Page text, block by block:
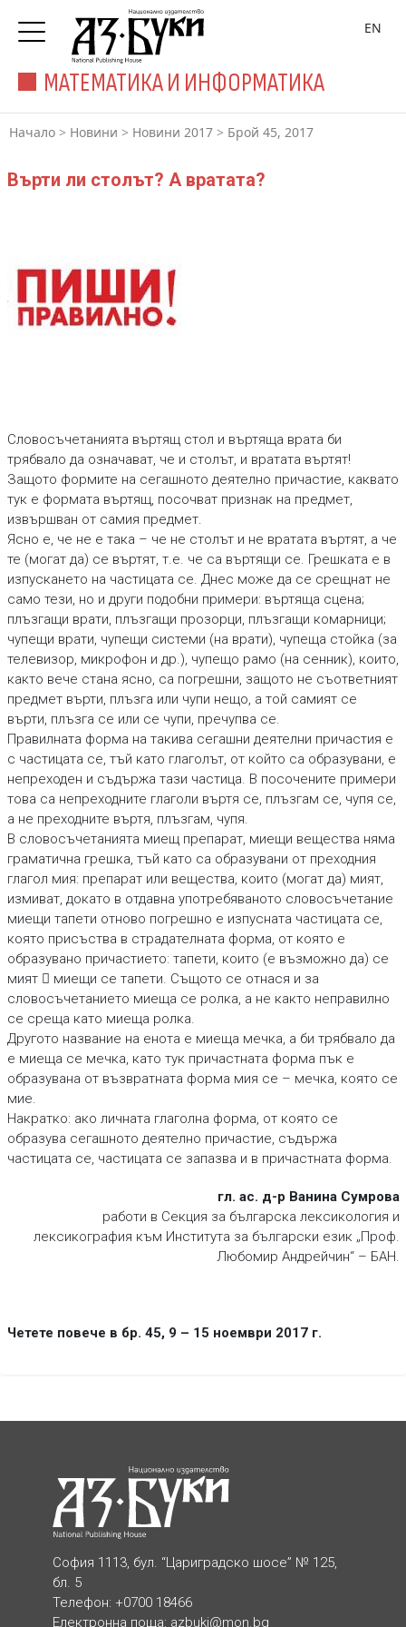
МАТЕМАТИКА И ИНФОРМАТИКА
EN
Начало > Новини > Новини 2017 > Брой 45, 2017
Върти ли столът? А вратата?
Словосъчетанията въртящ стол и въртяща врата би
трябвало да означават, че и столът, и вратата въртят!
Защото формите на сегашното деятелно причастие, каквато
тук е формата въртящ, посочват признак на предмет,
извършван от самия предмет.
Ясно е, че не е така – че не столът и не вратата въртят, а че
те (могат да) се въртят, т.е. че са въртящи се. Грешката е в
изпускането на частицата се. Днес може да се срещнат не
само тези, но и други подобни примери: въртяща сцена;
плъзгащи врати, плъзгащи прозорци, плъзгащи комарници;
чупещи врати, чупещи системи (на врати), чупеща стойка (за
телевизор, микрофон и др.), чупещо рамо (на сенник), които,
както вече стана ясно, са погрешни, защото не съответният
предмет върти, плъзга или чупи нещо, а той самият се
върти, плъзга се или се чупи, пречупва се.
Правилната форма на такива сегашни деятелни причастия е
с частицата се, тъй като глаголът, от който са образувани, е
непреходен и съдържа тази частица. В посочените примери
това са непреходните глаголи въртя се, плъзгам се, чупя се,
а не преходните въртя, плъзгам, чупя.
В словосъчетанията миещ препарат, миещи вещества няма
граматична грешка, тъй като са образувани от преходния
глагол мия: препарат или вещества, които (могат да) мият,
измиват, докато в отдавна употребяваното словосъчетание
миещи тапети отново погрешно е изпусната частицата се,
която присъства в страдателната форма, от която е
образувано причастието: тапети, които (е възможно да) се
мият  миещи се тапети. Същото се отнася и за
словосъчетанието миеща се ролка, а не както неправилно
се среща като миеща ролка.
Другото название на енота е миеща мечка, а би трябвало да
е миеща се мечка, като тук причастната форма пък е
образувана от възвратната форма мия се – мечка, която се
мие.
Накратко: ако личната глаголна форма, от която се
образува сегашното деятелно причастие, съдържа
частицата се, частицата се запазва и в причастната форма.
гл. ас. д-р Ванина Сумрова
работи в Секция за българска лексикология и
лексикография към Института за български език „Проф.
Любомир Андрейчин“ – БАН.
Четете повече в бр. 45, 9 – 15 ноември 2017 г.
София 1113, бул. “Цариградско шосе” № 125,
бл. 5
Телефон: +0700 18466
Електронна поща: azbuki@mon.bg